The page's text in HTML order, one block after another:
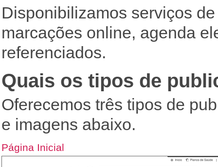
Disponibilizamos serviços
marcações online, agenda
referenciados.
Quais os tipos de
Oferecemos três tipos de
e imagens abaixo.
Página Inicial